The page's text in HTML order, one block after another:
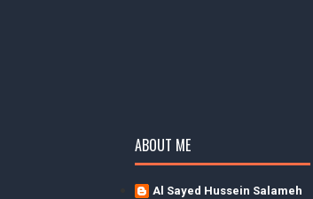
ABOUT ME
Al Sayed Hussein Salameh